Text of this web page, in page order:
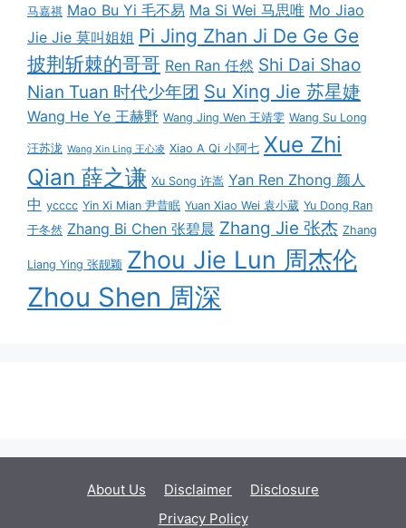
马嘉祺 Mao Bu Yi 毛不易 Ma Si Wei 马思唯 Mo Jiao
Jie Jie 莫叫姐姐 Pi Jing Zhan Ji De Ge Ge
披荆斩棘的哥哥 Ren Ran 任然 Shi Dai Shao
Nian Tuan 时代少年团 Su Xing Jie 苏星婕
Wang He Ye 王赫野 Wang Jing Wen 王靖雯 Wang Su Long
汪苏泷 Wang Xin Ling 王心凌 Xiao A Qi 小阿七 Xue Zhi
Qian 薛之谦 Xu Song 许嵩 Yan Ren Zhong 颜人
中 ycccc Yin Xi Mian 尹昔眠 Yuan Xiao Wei 袁小葳 Yu Dong Ran
于冬然 Zhang Bi Chen 张碧晨 Zhang Jie 张杰 Zhang
Liang Ying 张靓颖 Zhou Jie Lun 周杰伦
Zhou Shen 周深
About Us Disclaimer
Disclosure
Privacy Policy